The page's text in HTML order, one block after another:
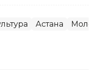
Астана